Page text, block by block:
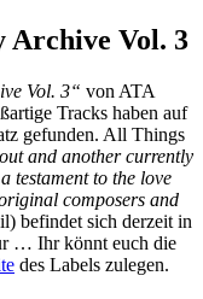
Archive Vol. 3
Vol. 3“ von ATA
Tracks haben auf
gefunden. All Things
and another currently
testament to the love
composers and
befindet sich derzeit in
… Ihr könnt euch die
des Labels zulegen.